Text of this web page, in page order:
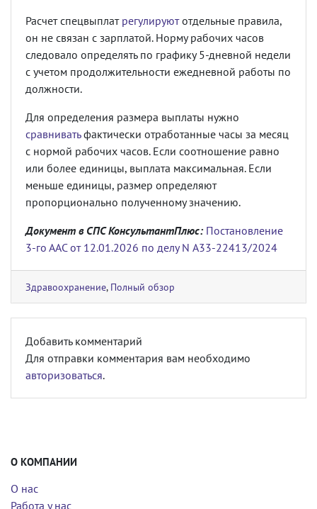
Расчет спецвыплат регулируютотдельные правила,
он не связан с зарплатой. Норму рабочих часов
следовало определять по графику 5-дневной недели
с учетом продолжительности ежедневной работы по
должности.
Для определения размера выплаты нужно
сравниватьфактически отработанные часы за месяц
с нормой рабочих часов. Если соотношение равно
или более единицы, выплата максимальная. Если
меньше единицы, размер определяют
пропорционально полученному значению.
Документ в СПС КонсультантПлюс: Постановление
3-го ААС от 12.01.2026 по делу N А33-22413/2024
Здравоохранение, Полный обзор
Добавить комментарий
Для отправки комментария вам необходимо
авторизоваться.
О КОМПАНИИ
О нас
Работа у нас